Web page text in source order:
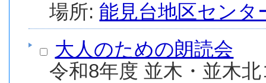
場所:能見台地区センタ
大人のための朗読会
令和8年度 並木・並木